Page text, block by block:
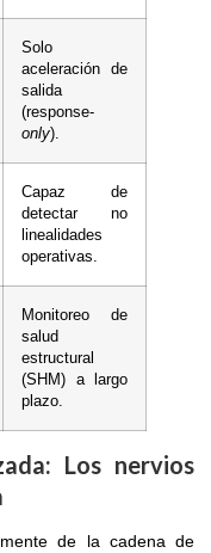
Solo
aceleración de
salida
(response-
only).
Capaz de
detectar no
linealidades
operativas.
Monitoreo de
salud
estructural
(SHM) a largo
plazo.
Los nervios
de la cadena de